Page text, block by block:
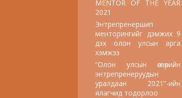
MENTOR OF THE YEAR
2021
Энтрепренершип
менторингийг дэмжих 9
дэх олон улсын арга
хэмжээ
“Олон улсын өсвөрийн
энтрепренеруудын
уралдаан 2021”-ийн
ялагчид тодорлоо